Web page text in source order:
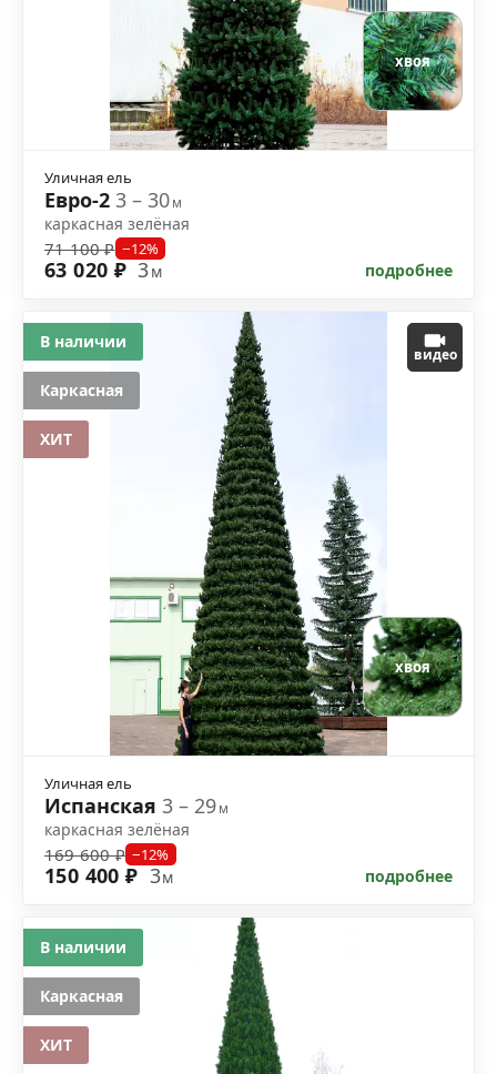
хвоя
Уличная ель
Евро-2 3 – 30м
каркасная зелёная
71 100 ₽ −12%
63 020 ₽ 3м подробнее
видео
хвоя
Уличная ель
Испанская 3 – 29м
каркасная зелёная
169 600 ₽ −12%
150 400 ₽ 3м подробнее
В наличии
Каркасная
ХИТ
В наличии
Каркасная
ХИТ